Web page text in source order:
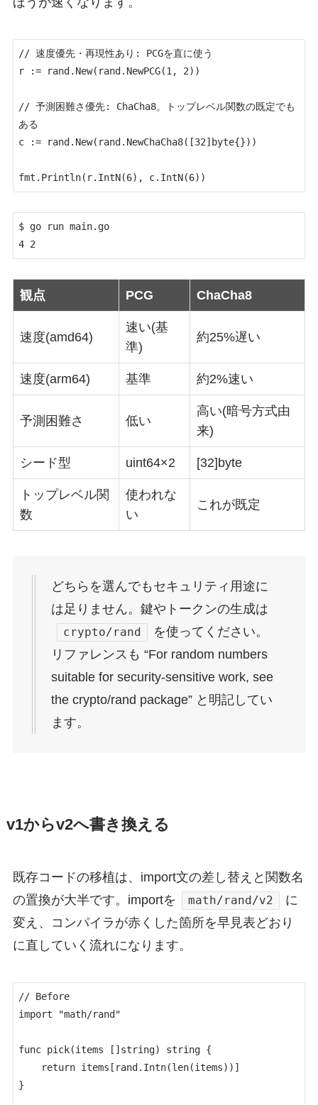
// 速度優先・再現性あり: PCGを直に使う
r := rand.New(rand.NewPCG(1, 2))
// 予測困難さ優先: ChaCha8。トップレベル関数の既定でも
ある
c := rand.New(rand.NewChaCha8([32]byte{}))
fmt.Println(r.IntN(6), c.IntN(6))
$ go run main.go
4 2
観点 PCG ChaCha8
速度(amd64)
速い(基
準)
約25%遅い
速度(arm64) 基準 約2%速い
予測困難さ 低い
高い(暗号方式由
来)
シード型 uint64×2 [32]byte
トップレベル関
数
使われな
い
これが既定
どちらを選んでもセキュリティ用途に
は足りません。鍵やトークンの生成は
crypto/rand
を使ってください。
リファレンスも “For random numbers
suitable for security-sensitive work, see
the crypto/rand package” と明記してい
ます。
v1からv2へ書き換える
既存コードの移植は、import文の差し替えと関数名
の置換が大半です。importを
math/rand/v2
に
変え、コンパイラが赤くした箇所を早見表どおり
に直していく流れになります。
// Before
import "math/rand"
func pick(items []string) string {
}